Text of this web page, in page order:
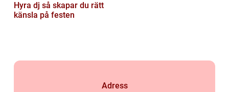
Hyra dj så skapar du rätt
känsla på festen
Adress